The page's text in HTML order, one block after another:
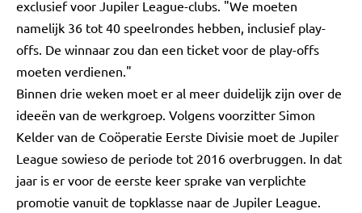
exclusief voor Jupiler League-clubs. "We moeten
namelijk 36 tot 40 speelrondes hebben, inclusief play-
offs. De winnaar zou dan een ticket voor de play-offs
moeten verdienen."
Binnen drie weken moet er al meer duidelijk zijn over de
ideeën van de werkgroep. Volgens voorzitter Simon
Kelder van de Coöperatie Eerste Divisie moet de Jupiler
League sowieso de periode tot 2016 overbruggen. In dat
jaar is er voor de eerste keer sprake van verplichte
promotie vanuit de topklasse naar de Jupiler League.